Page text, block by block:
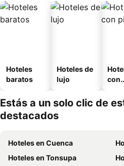
Hoteles
baratos
Hoteles de
lujo
con
Estás a un solo clic de
destacados
Hoteles en Cuenca
Hoteles en Tonsupa